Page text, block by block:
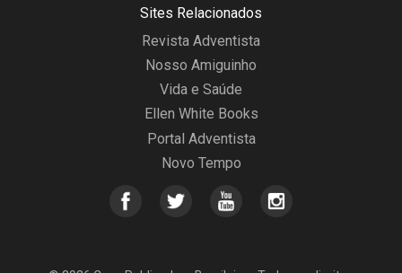
Sites Relacionados
Revista Adventista
Nosso Amiguinho
Vida e Saúde
Ellen White Books
Portal Adventista
Novo Tempo